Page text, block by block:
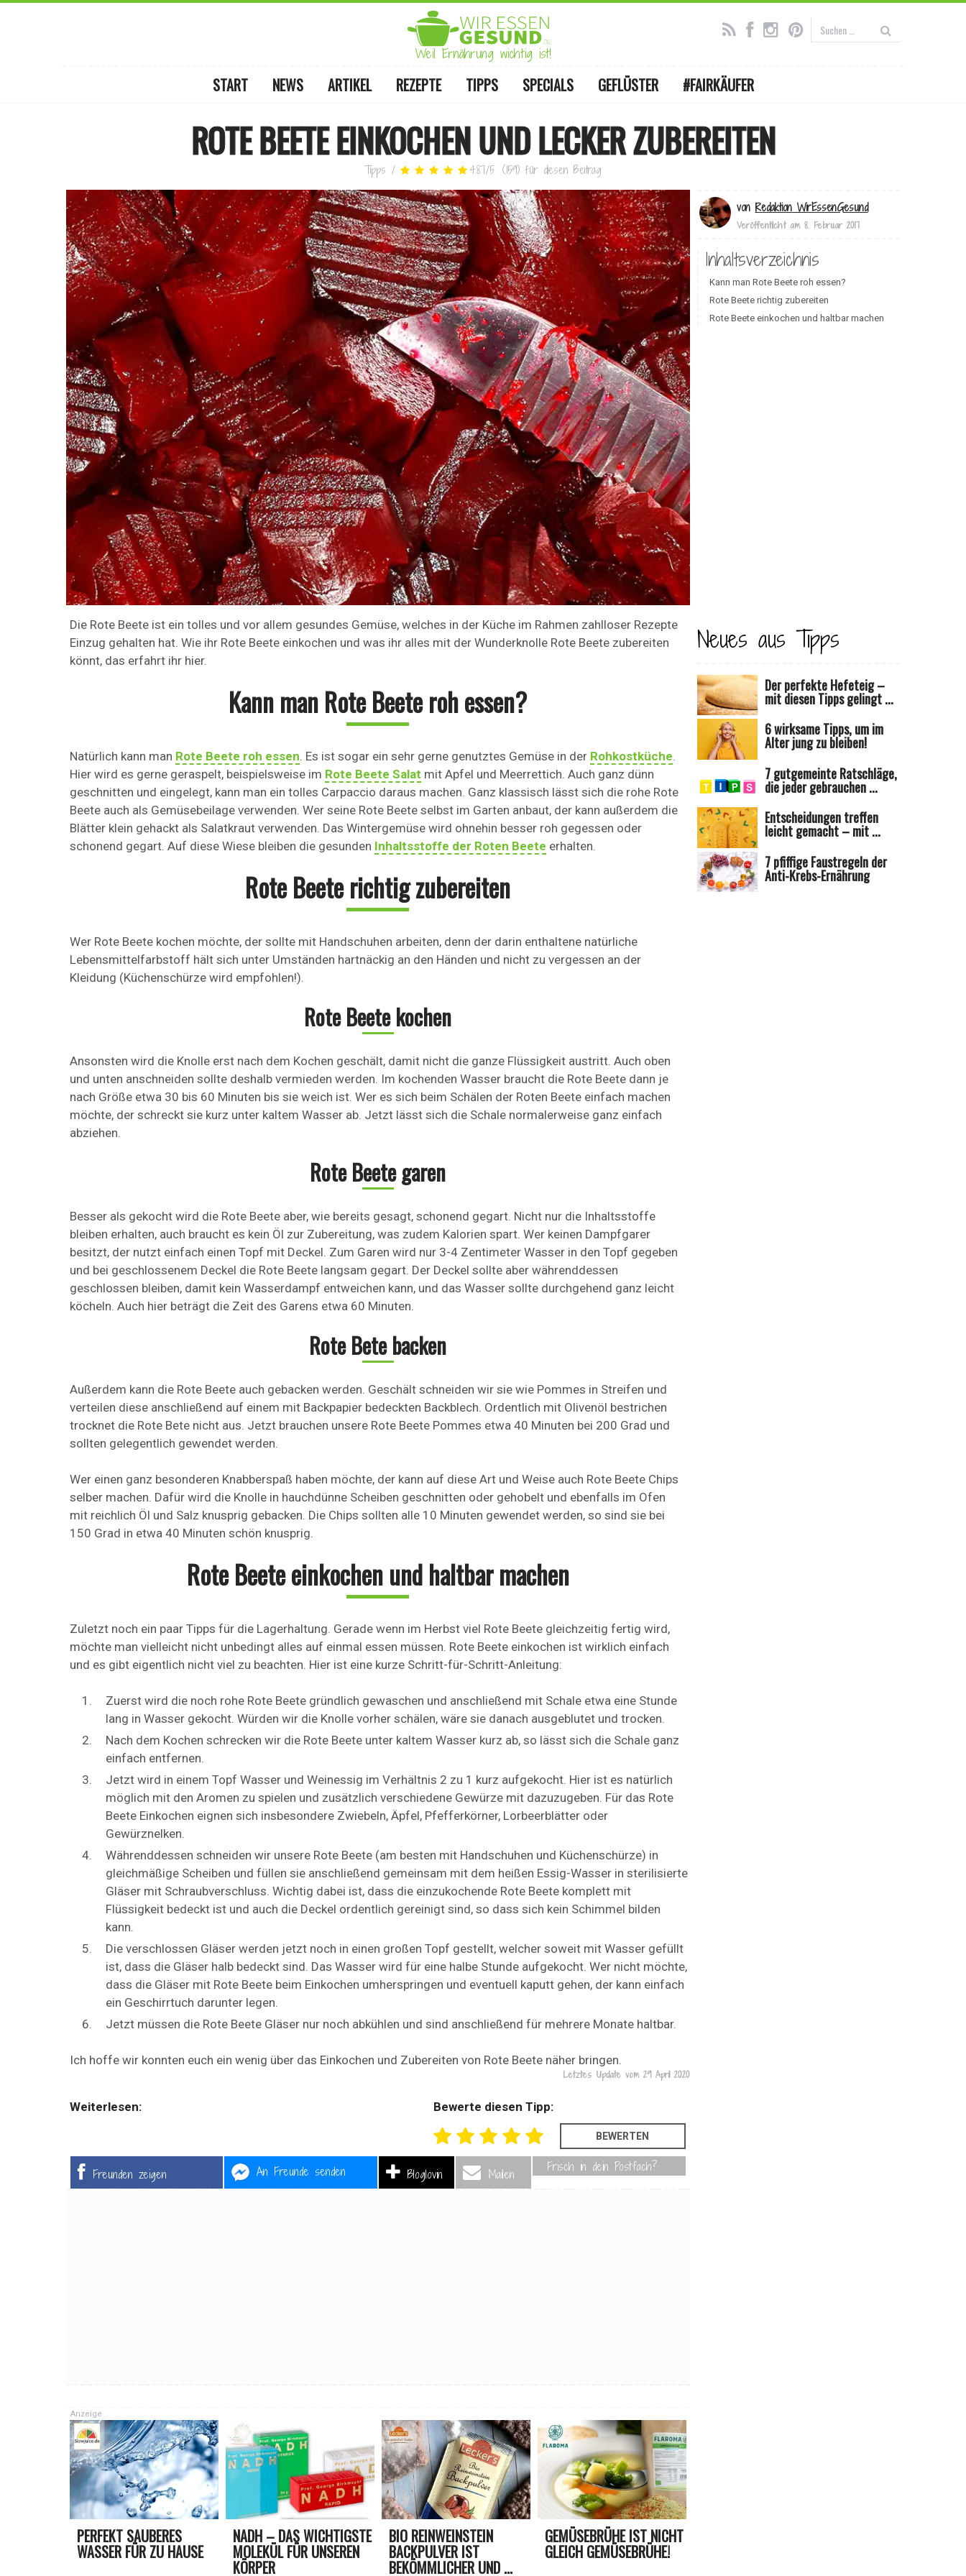
Weil Ernährung wichtig ist!
START NEWS ARTIKEL REZEPTE TIPPS SPECIALS GEFLÜSTER #FAIRKÄUFER
ROTE BEETE EINKOCHEN UND LECKER ZUBEREITEN
Tipps / 4.87/5 (159) für diesen Beitrag
von Redaktion WirEssenGesund
Veröffentlicht am 8. Februar 2017
Inhaltsverzeichnis
Kann man Rote Beete roh essen?
Rote Beete richtig zubereiten
Rote Beete einkochen und haltbar machen
Die Rote Beete ist ein tolles und vor allem gesundes Gemüse, welches in der Küche im Rahmen zahlloser Rezepte
Einzug gehalten hat. Wie ihr Rote Beete einkochen und was ihr alles mit der Wunderknolle Rote Beete zubereiten
könnt, das erfahrt ihr hier.
Kann man Rote Beete roh essen?
Natürlich kann man Rote Beete roh essen. Es ist sogar ein sehr gerne genutztes Gemüse in der Rohkostküche.
Hier wird es gerne geraspelt, beispielsweise im Rote Beete Salat mit Apfel und Meerrettich. Auch ganz dünn
geschnitten und eingelegt, kann man ein tolles Carpaccio daraus machen. Ganz klassisch lässt sich die rohe Rote
Beete auch als Gemüsebeilage verwenden. Wer seine Rote Beete selbst im Garten anbaut, der kann außerdem die
Blätter klein gehackt als Salatkraut verwenden. Das Wintergemüse wird ohnehin besser roh gegessen oder
schonend gegart. Auf diese Wiese bleiben die gesunden Inhaltsstoffe der Roten Beete erhalten.
Rote Beete richtig zubereiten
Wer Rote Beete kochen möchte, der sollte mit Handschuhen arbeiten, denn der darin enthaltene natürliche
Lebensmittelfarbstoff hält sich unter Umständen hartnäckig an den Händen und nicht zu vergessen an der
Kleidung (Küchenschürze wird empfohlen!).
Rote Beete kochen
Ansonsten wird die Knolle erst nach dem Kochen geschält, damit nicht die ganze Flüssigkeit austritt. Auch oben
und unten anschneiden sollte deshalb vermieden werden. Im kochenden Wasser braucht die Rote Beete dann je
nach Größe etwa 30 bis 60 Minuten bis sie weich ist. Wer es sich beim Schälen der Roten Beete einfach machen
möchte, der schreckt sie kurz unter kaltem Wasser ab. Jetzt lässt sich die Schale normalerweise ganz einfach
abziehen.
Rote Beete garen
Besser als gekocht wird die Rote Beete aber, wie bereits gesagt, schonend gegart. Nicht nur die Inhaltsstoffe
bleiben erhalten, auch braucht es kein Öl zur Zubereitung, was zudem Kalorien spart. Wer keinen Dampfgarer
besitzt, der nutzt einfach einen Topf mit Deckel. Zum Garen wird nur 3-4 Zentimeter Wasser in den Topf gegeben
und bei geschlossenem Deckel die Rote Beete langsam gegart. Der Deckel sollte aber währenddessen
geschlossen bleiben, damit kein Wasserdampf entweichen kann, und das Wasser sollte durchgehend ganz leicht
köcheln. Auch hier beträgt die Zeit des Garens etwa 60 Minuten.
Rote Bete backen
Außerdem kann die Rote Beete auch gebacken werden. Geschält schneiden wir sie wie Pommes in Streifen und
verteilen diese anschließend auf einem mit Backpapier bedeckten Backblech. Ordentlich mit Olivenöl bestrichen
trocknet die Rote Bete nicht aus. Jetzt brauchen unsere Rote Beete Pommes etwa 40 Minuten bei 200 Grad und
sollten gelegentlich gewendet werden.
Wer einen ganz besonderen Knabberspaß haben möchte, der kann auf diese Art und Weise auch Rote Beete Chips
selber machen. Dafür wird die Knolle in hauchdünne Scheiben geschnitten oder gehobelt und ebenfalls im Ofen
mit reichlich Öl und Salz knusprig gebacken. Die Chips sollten alle 10 Minuten gewendet werden, so sind sie bei
150 Grad in etwa 40 Minuten schön knusprig.
Rote Beete einkochen und haltbar machen
Zuletzt noch ein paar Tipps für die Lagerhaltung. Gerade wenn im Herbst viel Rote Beete gleichzeitig fertig wird,
möchte man vielleicht nicht unbedingt alles auf einmal essen müssen. Rote Beete einkochen ist wirklich einfach
und es gibt eigentlich nicht viel zu beachten. Hier ist eine kurze Schritt-für-Schritt-Anleitung:
Zuerst wird die noch rohe Rote Beete gründlich gewaschen und anschließend mit Schale etwa eine Stunde
lang in Wasser gekocht. Würden wir die Knolle vorher schälen, wäre sie danach ausgeblutet und trocken.
Nach dem Kochen schrecken wir die Rote Beete unter kaltem Wasser kurz ab, so lässt sich die Schale ganz
einfach entfernen.
Jetzt wird in einem Topf Wasser und Weinessig im Verhältnis 2 zu 1 kurz aufgekocht. Hier ist es natürlich
möglich mit den Aromen zu spielen und zusätzlich verschiedene Gewürze mit dazuzugeben. Für das Rote
Beete Einkochen eignen sich insbesondere Zwiebeln, Äpfel, Pfefferkörner, Lorbeerblätter oder
Gewürznelken.
Währenddessen schneiden wir unsere Rote Beete (am besten mit Handschuhen und Küchenschürze) in
gleichmäßige Scheiben und füllen sie anschließend gemeinsam mit dem heißen Essig-Wasser in sterilisierte
Gläser mit Schraubverschluss. Wichtig dabei ist, dass die einzukochende Rote Beete komplett mit
Flüssigkeit bedeckt ist und auch die Deckel ordentlich gereinigt sind, so dass sich kein Schimmel bilden
kann.
Die verschlossen Gläser werden jetzt noch in einen großen Topf gestellt, welcher soweit mit Wasser gefüllt
ist, dass die Gläser halb bedeckt sind. Das Wasser wird für eine halbe Stunde aufgekocht. Wer nicht möchte,
dass die Gläser mit Rote Beete beim Einkochen umherspringen und eventuell kaputt gehen, der kann einfach
ein Geschirrtuch darunter legen.
Jetzt müssen die Rote Beete Gläser nur noch abkühlen und sind anschließend für mehrere Monate haltbar.
Ich hoffe wir konnten euch ein wenig über das Einkochen und Zubereiten von Rote Beete näher bringen.
Letztes Update vom 29 April 2020
Weiterlesen: Bewerte diesen Tipp:
Freunden zeigen An Freunde senden Bloglovin Mailen Frisch in dein Postfach?
PERFEKT SAUBERES
WASSER FÜR ZU HAUSE
Anzeige
NADH – DAS WICHTIGSTE
MOLEKÜL FÜR UNSEREN
KÖRPER
BIO REINWEINSTEIN
BACKPULVER IST
BEKÖMMLICHER UND ...
GEMÜSEBRÜHE IST NICHT
GLEICH GEMÜSEBRÜHE!
Neues aus Tipps
Der perfekte Hefeteig –
mit diesen Tipps gelingt ...
6 wirksame Tipps, um im
Alter jung zu bleiben!
7 gutgemeinte Ratschläge,
die jeder gebrauchen ...
Entscheidungen treffen
leicht gemacht – mit ...
7 pfiffige Faustregeln der
Anti-Krebs-Ernährung